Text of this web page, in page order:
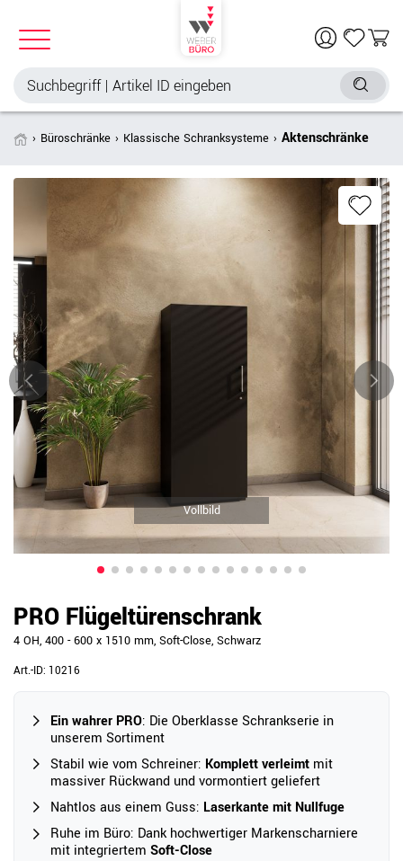
Büroschränke Klassische Schranksysteme Aktenschränke
Vollbild
PRO Flügeltürenschrank
4 OH, 400 - 600 x 1510 mm, Soft-Close, Schwarz
Art.-ID: 10216
Ein wahrer PRO: Die Oberklasse Schrankserie in
unserem Sortiment
Stabil wie vom Schreiner: Komplett verleimt mit
massiver Rückwand und vormontiert geliefert
Nahtlos aus einem Guss: Laserkante mit Nullfuge
Ruhe im Büro: Dank hochwertiger Markenscharniere
mit integriertem Soft-Close